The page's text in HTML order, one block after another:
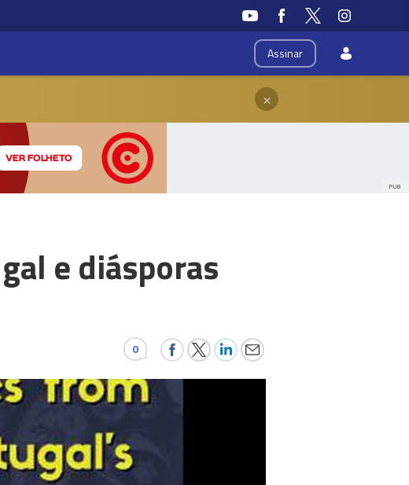
Assinar
×
PUB
e diásporas
0